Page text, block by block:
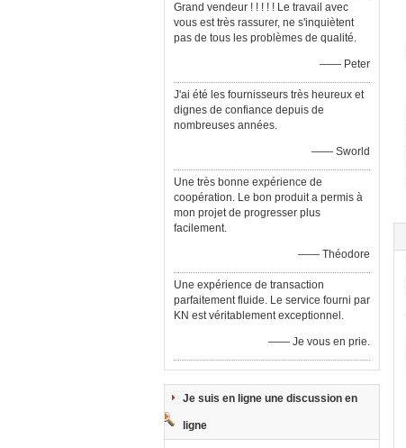
Grand vendeur ! ! ! ! ! Le travail avec
vous est très rassurer, ne s'inquiètent
pas de tous les problèmes de qualité.
—— Peter
J'ai été les fournisseurs très heureux et
dignes de confiance depuis de
nombreuses années.
—— Sworld
Une très bonne expérience de
coopération. Le bon produit a permis à
mon projet de progresser plus
facilement.
—— Théodore
Une expérience de transaction
parfaitement fluide. Le service fourni par
KN est véritablement exceptionnel.
—— Je vous en prie.
Je suis en ligne une discussion en
ligne